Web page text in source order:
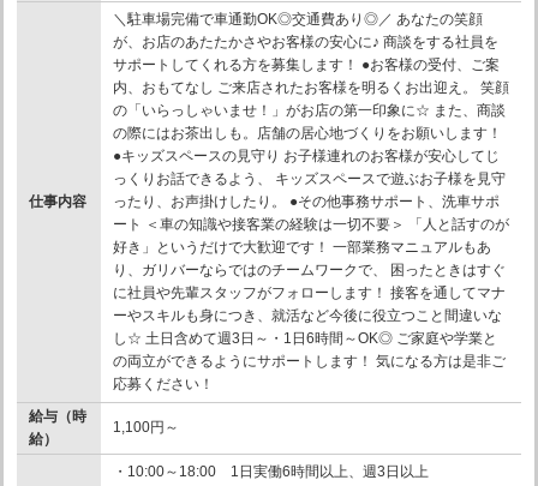
仕事内容
＼駐車場完備で車通勤OK◎交通費あり◎／ あなたの笑顔
が、お店のあたたかさやお客様の安心に♪ 商談をする社員を
サポートしてくれる方を募集します！ ●お客様の受付、ご案
内、おもてなし ご来店されたお客様を明るくお出迎え。 笑顔
の「いらっしゃいませ！」がお店の第一印象に☆ また、商談
の際にはお茶出しも。店舗の居心地づくりをお願いします！
●キッズスペースの見守り お子様連れのお客様が安心してじ
っくりお話できるよう、 キッズスペースで遊ぶお子様を見守
ったり、お声掛けしたり。 ●その他事務サポート、洗車サポ
ート ＜車の知識や接客業の経験は一切不要＞ 「人と話すのが
好き」というだけで大歓迎です！ 一部業務マニュアルもあ
り、ガリバーならではのチームワークで、 困ったときはすぐ
に社員や先輩スタッフがフォローします！ 接客を通してマナ
ーやスキルも身につき、就活など今後に役立つこと間違いな
し☆ 土日含めて週3日～・1日6時間～OK◎ ご家庭や学業と
の両立ができるようにサポートします！ 気になる方は是非ご
応募ください！
給与（時
給）
1,100円～
・10:00～18:00 1日実働6時間以上、週3日以上